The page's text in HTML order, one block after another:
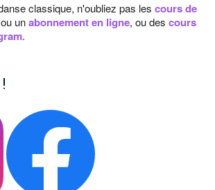
classique, n'oubliez pas les cours de
unabonnement en ligne, ou des cours
.